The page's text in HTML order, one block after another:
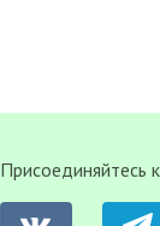
Присоединяйтесь